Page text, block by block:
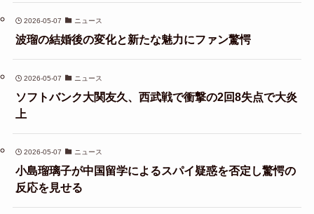
2026-05-07 ニュース
波瑠の結婚後の変化と新たな魅力にファン驚愕
2026-05-07 ニュース
ソフトバンク大関友久、西武戦で衝撃の2回8失点で大炎
上
2026-05-07 ニュース
小島瑠璃子が中国留学によるスパイ疑惑を否定し驚愕の
反応を見せる